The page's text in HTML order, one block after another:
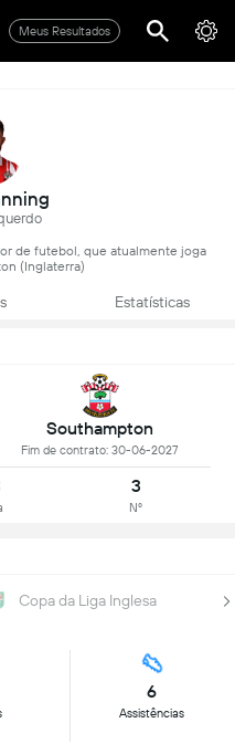
Meus Resultados
de futebol, que atualmente joga
(Inglaterra)
Estatísticas
Southampton
Fim de contrato: 30-06-2027
3
Nº
Copa da Liga Inglesa
6
Assistências